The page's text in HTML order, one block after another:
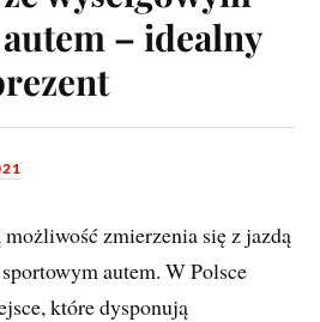
– idealny
zmierzenia się z jazdą
autem. W Polsce
które dysponują